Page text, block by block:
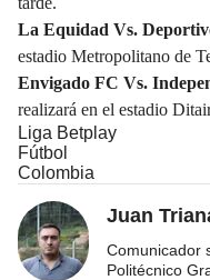
La Equidad Vs.
estadio Metropolitano de
Envigado FC Vs.
realizará en el estadio
Liga Betplay
Fútbol
Colombia
Juan
Comunicador
Politécnico